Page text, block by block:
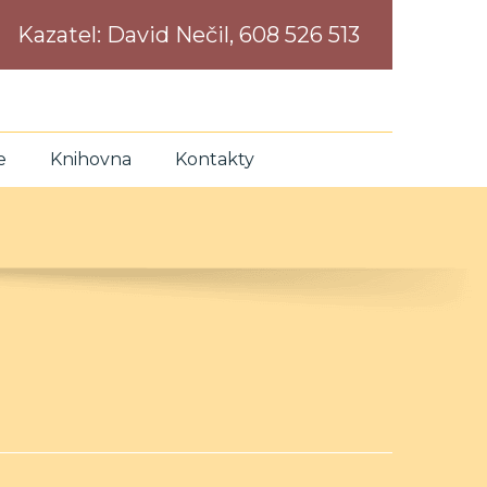
Kazatel: David Nečil, 608 526 513
Knihovna Kontakty